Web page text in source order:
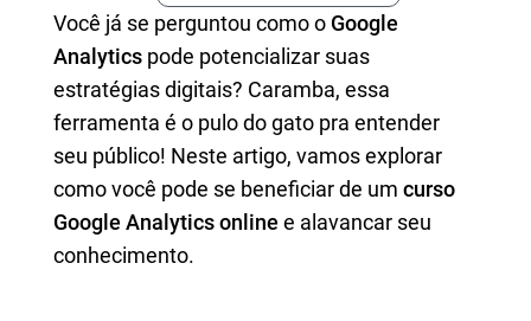
Você já se perguntou como o Google
Analytics pode potencializar suas
estratégias digitais? Caramba, essa
ferramenta é o pulo do gato pra entender
seu público! Neste artigo, vamos explorar
como você pode se beneficiar de um curso
Google Analytics online e alavancar seu
conhecimento.